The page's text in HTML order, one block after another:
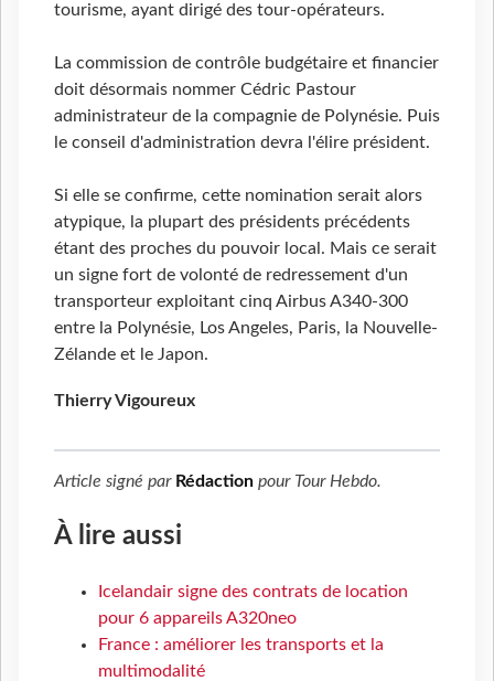
tourisme, ayant dirigé des tour-opérateurs.
La commission de contrôle budgétaire et financier
doit désormais nommer Cédric Pastour
administrateur de la compagnie de Polynésie. Puis
le conseil d'administration devra l'élire président.
Si elle se confirme, cette nomination serait alors
atypique, la plupart des présidents précédents
étant des proches du pouvoir local. Mais ce serait
un signe fort de volonté de redressement d'un
transporteur exploitant cinq Airbus A340-300
entre la Polynésie, Los Angeles, Paris, la Nouvelle-
Zélande et le Japon.
Thierry Vigoureux
Article signé par Rédaction pour Tour Hebdo.
À lire aussi
Icelandair signe des contrats de location
pour 6 appareils A320neo
France : améliorer les transports et la
multimodalité